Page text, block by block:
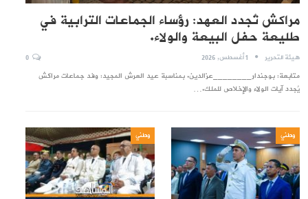
مراكش تُجدد العهد: رؤساء الجماعات الترابية في
طليعة حفل البيعة والولاء.
هيئة التحرير 1 أغسطس, 2026
متابعة: بوجندار________عزالدين. بمناسبة عيد العرش المجيد: وفد جماعات مراكش
يُجدد آيات الولاء والإخلاص للملك.…
وطني وطني